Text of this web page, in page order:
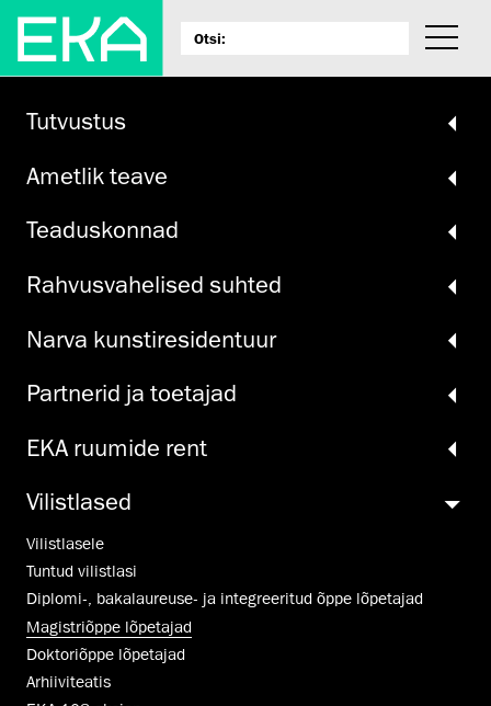
Tutvustus
Ametlik teave
Teadus­konnad
Rahvus­vahelised suhted
Narva kunsti­residentuur
Partnerid ja toetajad
EKA ruumide rent
Vilistlased
Vilistlasele
Tuntud vilistlasi
Diplomi-, bakalaureuse- ja integreeritud õppe lõpetajad
Magistriõppe lõpetajad
Doktoriõppe lõpetajad
Arhiiviteatis